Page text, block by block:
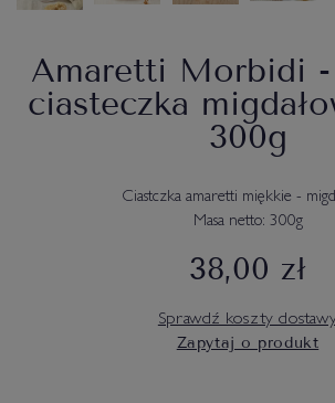
Amaretti Morbidi
ciasteczka
300g
Ciastczka amaretti miękkie -
Masa netto: 300g
38,00 zł
Sprawdź koszty
Zapytaj o produkt